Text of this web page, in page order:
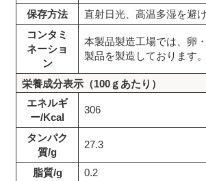
保存方法
直射日光、高温多湿を避
コンタミ
ネーショ
ン
本製品製造工場では、卵
製品を製造しております。
栄養成分表示（100ｇあたり）
エネルギ
ー/Kcal
306
タンパク
質/g
27.3
脂質/g
0.2